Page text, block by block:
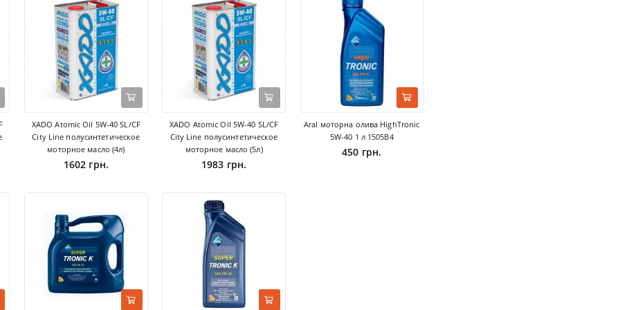
XADO Atomic Oil 5W-40 SL/CF
City Line полусинтетическое
моторное масло (4л)
1602 грн.
XADO Atomic Oil 5W-40 SL/CF
City Line полусинтетическое
моторное масло (5л)
1983 грн.
Aral моторна олива HighTronic
5W-40 1 л 1505B4
450 грн.